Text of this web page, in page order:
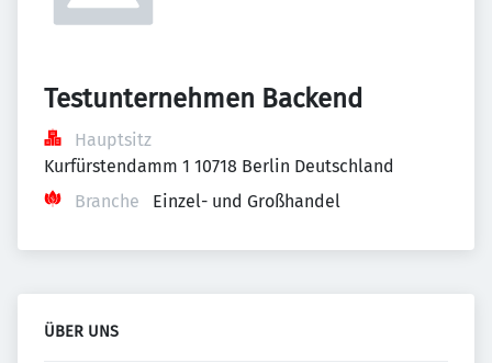
Testunternehmen Backend
Hauptsitz
Kurfürstendamm 1 10718 Berlin Deutschland
Branche
Einzel- und Großhandel
ÜBER UNS